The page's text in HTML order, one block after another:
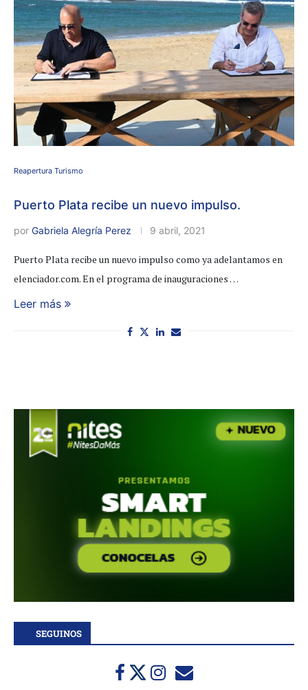
Reapertura Turismo
Puerto Plata recibe un nuevo impulso.
por Gabriela Alegría Perez 9 abril, 2021
Puerto Plata recibe un nuevo impulso como ya adelantamos en
elenciador.com. En el programa de inauguraciones …
Leer más
SEGUINOS